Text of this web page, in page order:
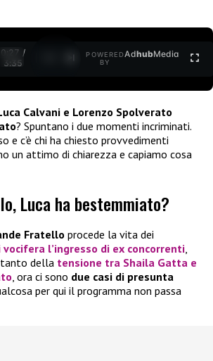
0:28 /
3:35
POWERED
BY
AdhubMedia
Calvani e Lorenzo Spolverato
? Spuntano i due momenti incriminati.
e c’è chi ha chiesto provvedimenti
un attimo di chiarezza e capiamo cosa
Luca ha bestemmiato?
Fratello procede la vita dei
vocifera l’ingresso di ex concorrenti,
della tensione tra Shaila Gatta e
, ora ci sono due casi di presunta
per qui il programma non passa